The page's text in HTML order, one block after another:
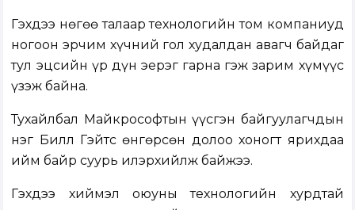
Гэхдээ нөгөө талаар технологийн том компаниуд
ногоон эрчим хүчний гол худалдан авагч байдаг
тул эцсийн үр дүн эерэг гарна гэж зарим хүмүүс
үзэж байна.
Тухайлбал Майкрософтын үүсгэн байгуулагчдын
нэг Билл Гэйтс өнгөрсөн долоо хоногт ярихдаа
ийм байр суурь илэрхийлж байжээ.
Гэхдээ хиймэл оюуны технологийн хурдтай